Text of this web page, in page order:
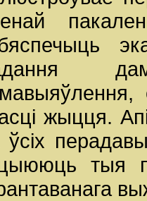
жыцця.
ўсіх
тыя